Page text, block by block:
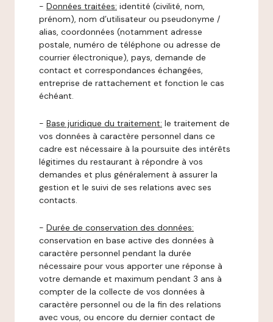
- Données traitées: identité (civilité, nom,
prénom), nom d’utilisateur ou pseudonyme /
alias, coordonnées (notamment adresse
postale, numéro de téléphone ou adresse de
courrier électronique), pays, demande de
contact et correspondances échangées,
entreprise de rattachement et fonction le cas
échéant.
- Base juridique du traitement: le traitement de
vos données à caractère personnel dans ce
cadre est nécessaire à la poursuite des intérêts
légitimes du restaurant à répondre à vos
demandes et plus généralement à assurer la
gestion et le suivi de ses relations avec ses
contacts.
- Durée de conservation des données:
conservation en base active des données à
caractère personnel pendant la durée
nécessaire pour vous apporter une réponse à
votre demande et maximum pendant 3 ans à
compter de la collecte de vos données à
caractère personnel ou de la fin des relations
avec vous, ou encore du dernier contact de